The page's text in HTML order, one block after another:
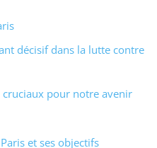
décisif dans la lutte contre
cruciaux pour notre avenir
et ses objectifs